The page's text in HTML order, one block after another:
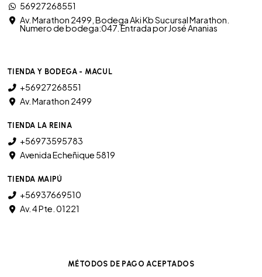
56927268551
Av. Marathon 2499, Bodega Aki Kb Sucursal Marathon.
Numero de bodega:047. Entrada por José Ananias
TIENDA Y BODEGA - MACUL
+56927268551
Av. Marathon 2499
TIENDA LA REINA
+56973595783
Avenida Echeñique 5819
TIENDA MAIPÚ
+56937669510
Av. 4 Pte. 01221
MÉTODOS DE PAGO ACEPTADOS